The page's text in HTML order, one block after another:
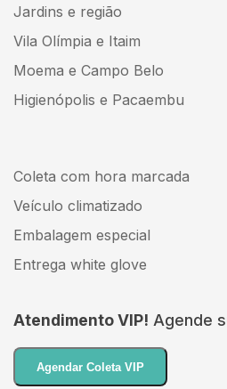
Jardins e região
Vila Olímpia e Itaim
Moema e Campo Belo
Higienópolis e Pacaembu
Coleta com hora marcada
Veículo climatizado
Embalagem especial
Entrega white glove
Atendimento VIP! Agende
Agendar Coleta VIP